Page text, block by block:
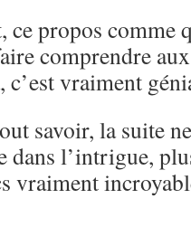
ce propos comme
comprendre
c’est vraiment
savoir, la suite
dans l’intrigue,
vraiment